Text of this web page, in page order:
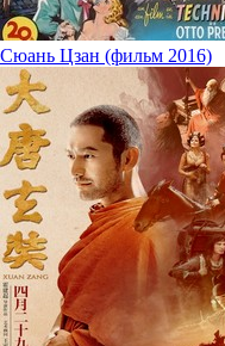
Сюань Цзан (фильм 2016)